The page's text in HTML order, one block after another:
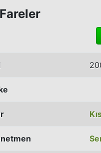
Fareler